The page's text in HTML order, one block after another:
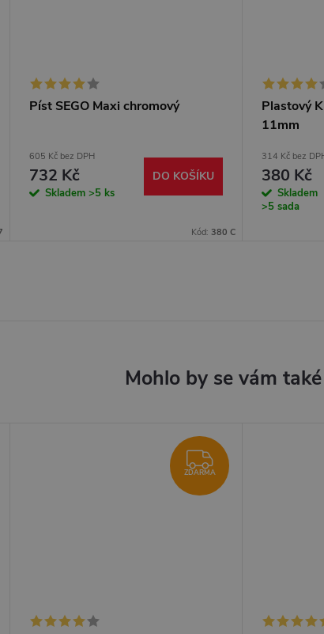
Píst SEGO Maxi chromový
605 Kč bez DPH
732 Kč
Skladem >5 ks
DO KOŠÍKU
Kód: 380 C
Plastový
11mm
314 Kč bez
380 Kč
Skladem
>5 sada
ZDARMA
ZDARMA